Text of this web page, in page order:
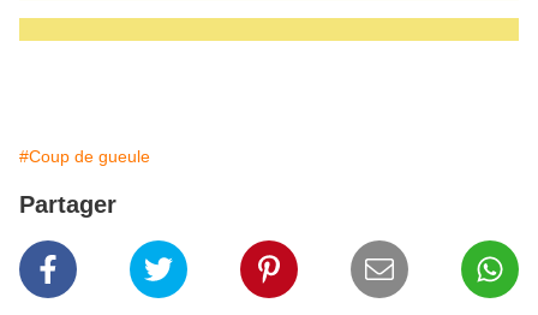
#Coup de gueule
Partager